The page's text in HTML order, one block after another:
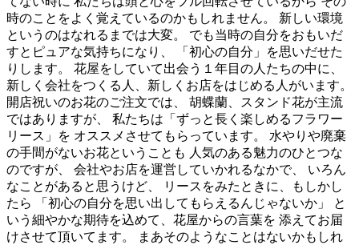
時のことをよく覚えているのかもしれません。 新しい環境
というのはなれるまでは大変。 でも当時の自分をおもいだ
すとピュアな気持ちになり、 「初心の自分」を思いだせた
りします。 花屋をしていて出会う１年目の人たちの中に、
新しく会社をつくる人、新しくお店をはじめる人がいます。
開店祝いのお花のご注文では、 胡蝶蘭、スタンド花が主流
ではありますが、 私たちは「ずっと長く楽しめるフラワー
リース」を オススメさせてもらっています。 水やりや廃棄
の手間がないお花ということも 人気のある魅力のひとつな
のですが、 会社やお店を運営していかれるなかで、 いろん
なことがあると思うけど、 リースをみたときに、もしかし
たら 「初心の自分を思い出してもらえるんじゃないか」 と
いう細やかな期待を込めて、花屋からの言葉を 添えてお届
けさせて頂いてます。 まあそのようなことはないかもしれ